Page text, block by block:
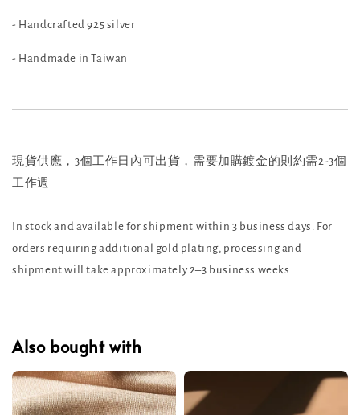
- Handcrafted 925 silver
- Handmade in Taiwan
現貨供應，3個工作日內可出貨，需要加購鍍金的則約需2-3個
工作週
In stock and available for shipment within 3 business days. For
orders requiring additional gold plating, processing and
shipment will take approximately 2–3 business weeks.
Also bought with